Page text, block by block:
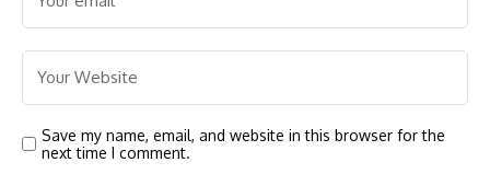
Save my name, email, and website in this browser for the
next time I comment.